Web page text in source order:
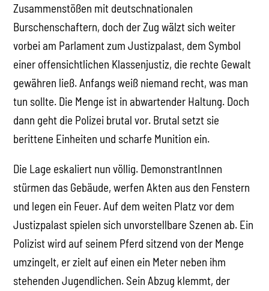
Zusammenstößen mit deutschnationalen
Burschenschaftern, doch der Zug wälzt sich weiter
vorbei am Parlament zum Justizpalast, dem Symbol
einer offensichtlichen Klassenjustiz, die rechte Gewalt
gewähren ließ. Anfangs weiß niemand recht, was man
tun sollte. Die Menge ist in abwartender Haltung. Doch
dann geht die Polizei brutal vor. Brutal setzt sie
berittene Einheiten und scharfe Munition ein.
Die Lage eskaliert nun völlig. DemonstrantInnen
stürmen das Gebäude, werfen Akten aus den Fenstern
und legen ein Feuer. Auf dem weiten Platz vor dem
Justizpalast spielen sich unvorstellbare Szenen ab. Ein
Polizist wird auf seinem Pferd sitzend von der Menge
umzingelt, er zielt auf einen ein Meter neben ihm
stehenden Jugendlichen. Sein Abzug klemmt, der